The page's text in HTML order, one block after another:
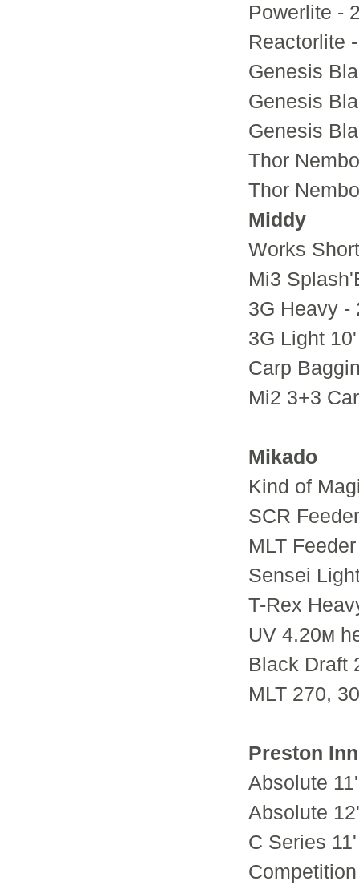
Powerlite -
Reactorlite
Genesis
Genesis
Genesis
Thor
Thor
Middy
Works
Mi3
3G Heavy -
3G Light
Carp
Mi2 3+3
Mikado
Kind of
SCR
MLT
Sensei
T-Rex
UV 4.20м
Black Draft
MLT 270,
Preston
Absolute
Absolute
C Series